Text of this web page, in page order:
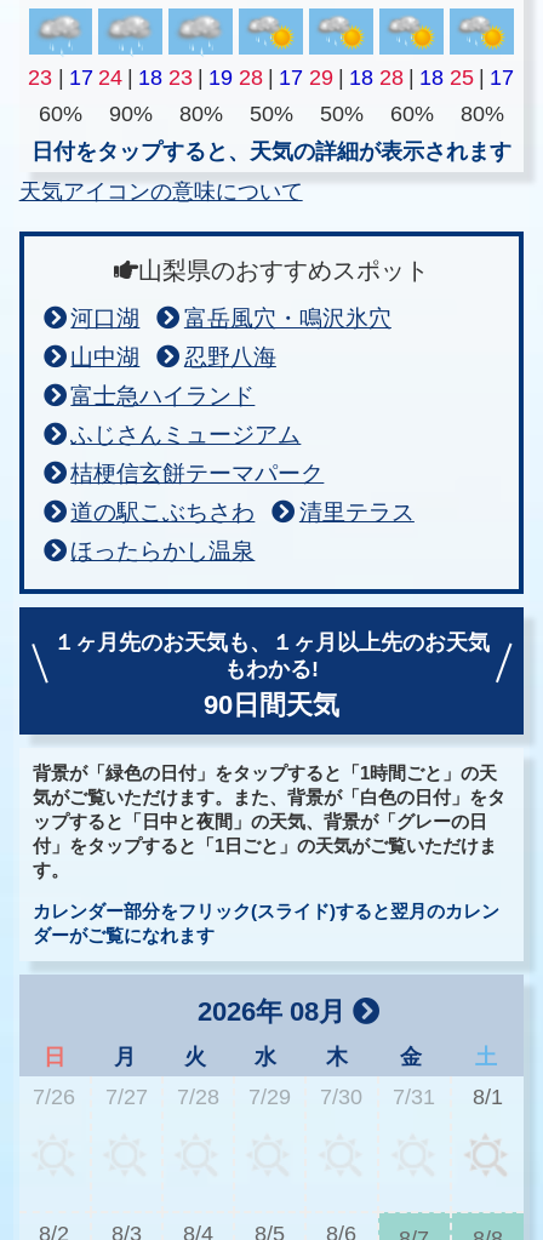
23 17 24 18 23 19 28 17 29 18 28 18 25
17
60%
90% 80% 50% 50% 60%
80%
日付をタップすると、天気の詳細が表示されます
天気アイコンの意味について
山梨県のおすすめスポット
河口湖
富岳風穴・鳴沢氷穴
山中湖
忍野八海
富士急ハイランド
ふじさんミュージアム
桔梗信玄餅テーマパーク
道の駅こぶちさわ
清里テラス
ほったらかし温泉
１ヶ月先のお天気も、
１ヶ月以上先のお天気
もわかる!
90日間天気
背景が「緑色の日付」をタップすると「1時間ごと」の天
気がご覧いただけます。また、背景が「白色の日付」をタ
ップすると「日中と夜間」の天気、背景が「グレーの日
付」をタップすると「1日ごと」の天気がご覧いただけま
す。
カレンダー部分をフリック(スライド)すると翌月のカレン
ダーがご覧になれます
2026年 08月
日 月 火 水 木 金
土
7/26
7/27 7/28 7/29 7/30 7/31 8/1
8/2 8/3 8/4 8/5 8/6